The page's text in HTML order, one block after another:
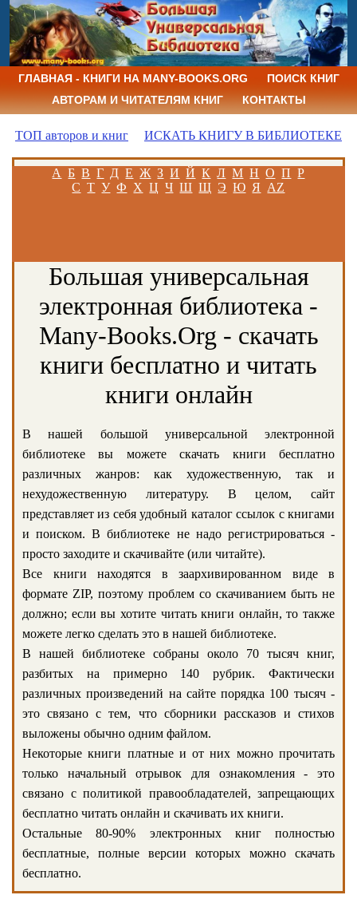
ГЛАВНАЯ - КНИГИ НА MANY-BOOKS.ORG
ПОИСК КНИГ
АВТОРАМ И ЧИТАТЕЛЯМ КНИГ
КОНТАКТЫ
ТОП авторов и книг ИСКАТЬ КНИГУ В БИБЛИОТЕКЕ
А Б В Г Д Е Ж З И Й К Л М Н О П Р
С Т У Ф Х Ц Ч Ш Щ Э Ю Я AZ
Большая универсальная
электронная библиотека -
Many-Books.Org - скачать
книги бесплатно и читать
книги онлайн
В нашей большой универсальной электронной
библиотеке вы можете скачать книги бесплатно
различных жанров: как художественную, так и
нехудожественную литературу. В целом, сайт
представляет из себя удобный каталог ссылок с книгами
и поиском. В библиотеке не надо регистрироваться -
просто заходите и скачивайте (или читайте).
Все книги находятся в заархивированном виде в
формате ZIP, поэтому проблем со скачиванием быть не
должно; если вы хотите читать книги онлайн, то также
можете легко сделать это в нашей библиотеке.
В нашей библиотеке собраны около 70 тысяч книг,
разбитых на примерно 140 рубрик. Фактически
различных произведений на сайте порядка 100 тысяч -
это связано с тем, что сборники рассказов и стихов
выложены обычно одним файлом.
Некоторые книги платные и от них можно прочитать
только начальный отрывок для ознакомления - это
связано с политикой правообладателей, запрещающих
бесплатно читать онлайн и скачивать их книги.
Остальные 80-90% электронных книг полностью
бесплатные, полные версии которых можно скачать
бесплатно.